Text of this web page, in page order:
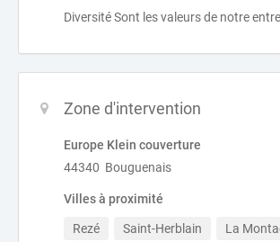
Diversité Sont les valeurs de notre
Zone d'intervention
Europe Klein couverture
44340 Bouguenais
Villes à proximité
Rezé Saint-Herblain La